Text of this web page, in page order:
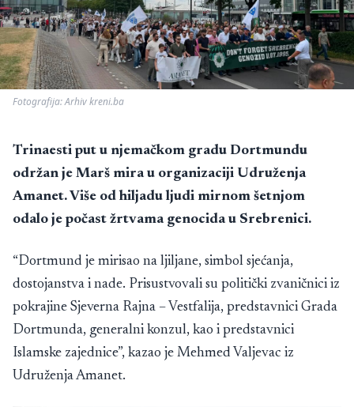
Fotografija: Arhiv kreni.ba
Trinaesti put u njemačkom gradu Dortmundu
održan je Marš mira u organizaciji Udruženja
Amanet. Više od hiljadu ljudi mirnom šetnjom
odalo je počast žrtvama genocida u Srebrenici.
“Dortmund je mirisao na ljiljane, simbol sjećanja,
dostojanstva i nade. Prisustvovali su politički zvaničnici iz
pokrajine Sjeverna Rajna – Vestfalija, predstavnici Grada
Dortmunda, generalni konzul, kao i predstavnici
Islamske zajednice”, kazao je Mehmed Valjevac iz
Udruženja Amanet.